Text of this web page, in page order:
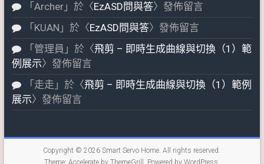
「 Archer」於〈EzASD問與答〉發佈留言
「 KUAN 」於〈EzASD問與答〉發佈留言
「 管理員 」於〈飛剪 – 即時生成曲線與切換（1）範
例展示〉發佈留言
「 走走 」於〈飛剪 – 即時生成曲線與切換（1）範例
展示〉發佈留言
Copyright © 2026Smart Servo Home. All rights reserved.
Theme: Accelerateby ThemeGrill. Powered by WordPress